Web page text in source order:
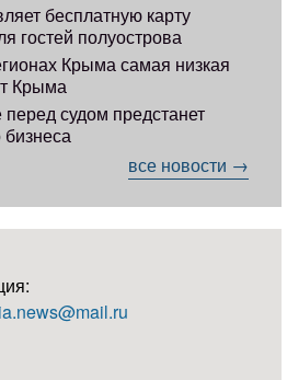
бесплатную карту
гостей полуострова
Крыма самая низкая
Крыма
судом предстанет
бизнеса
все новости →